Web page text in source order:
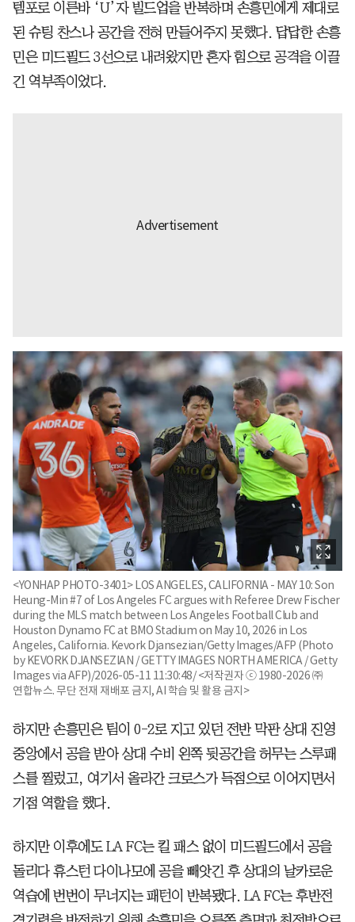
템포로 이른바 ‘U’자 빌드업을 반복하며 손흥민에게 제대로
된 슈팅 찬스나 공간을 전혀 만들어주지 못했다. 답답한 손흥
민은 미드필드 3선으로 내려왔지만 혼자 힘으로 공격을 이끌
긴 역부족이었다.
<YONHAP PHOTO-3401> LOS ANGELES, CALIFORNIA - MAY 10: Son
Heung-Min #7 of Los Angeles FC argues with Referee Drew Fischer
during the MLS match between Los Angeles Football Club and
Houston Dynamo FC at BMO Stadium on May 10, 2026 in Los
Angeles, California. Kevork Djansezian/Getty Images/AFP (Photo
by KEVORK DJANSEZIAN / GETTY IMAGES NORTH AMERICA / Getty
Images via AFP)/2026-05-11 11:30:48/ <저작권자 ⓒ 1980-2026 ㈜
연합뉴스. 무단 전재 재배포 금지, AI 학습 및 활용 금지>
하지만 손흥민은 팀이 0-2로 지고 있던 전반 막판 상대 진영
중앙에서 공을 받아 상대 수비 왼쪽 뒷공간을 허무는 스루패
스를 찔렀고, 여기서 올라간 크로스가 득점으로 이어지면서
기점 역할을 했다.
하지만 이후에도 LA FC는 킬 패스 없이 미드필드에서 공을
돌리다 휴스턴 다이나모에 공을 빼앗긴 후 상대의 날카로운
역습에 번번이 무너지는 패턴이 반복됐다. LA FC는 후반전